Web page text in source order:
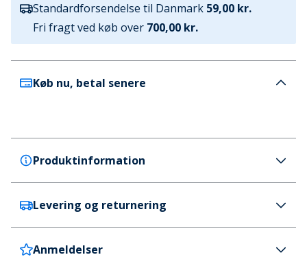
Standardforsendelse til Danmark 59,00 kr.
Fri fragt ved køb over 700,00 kr.
Køb nu, betal senere
Produktinformation
Crosshatch
Crosshatch Herre Smitlay II Træningssko
Hvid/Navy
Farve
Levering og returnering
Danmark
59 kr. (700 kr.+ GRATIS)
Anmeldelser